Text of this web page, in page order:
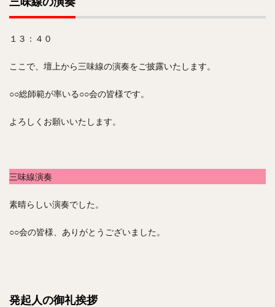
１３：４０
ここで、壇上から三味線の演奏をご披露いたします。
○○総師範が率いる○○会の皆様です。
よろしくお願いいたします。
三味線演奏
素晴らしい演奏でした。
○○会の皆様、ありがとうございました。
発起人の御礼挨拶